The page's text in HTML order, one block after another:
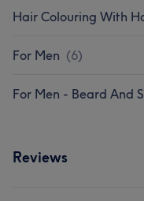
Hair Colouring With
For Men (6)
For Men - Beard And
Reviews